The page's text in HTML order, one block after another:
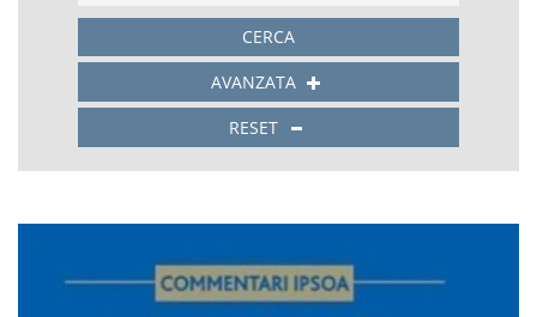
CERCA
AVANZATA
RESET